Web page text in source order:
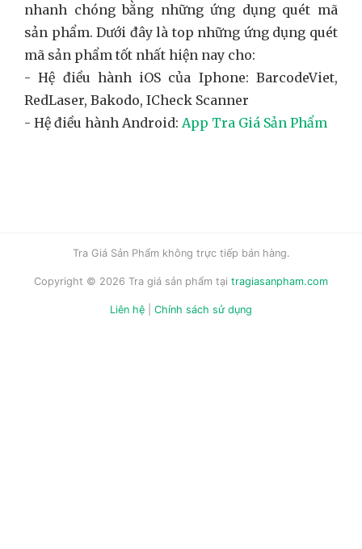
nhanh chóng bằng những ứng dụng quét mã
sản phẩm. Dưới đây là top những ứng dụng quét
mã sản phẩm tốt nhất hiện nay cho:
- Hệ điều hành iOS của Iphone: BarcodeViet,
RedLaser, Bakodo, ICheck Scanner
- Hệ điều hành Android: App Tra Giá Sản Phẩm
Tra Giá Sản Phẩm không trực tiếp bán hàng.
Copyright © 2026 Tra giá sản phẩm tại tragiasanpham.com
Liên hệ Chính sách sử dụng